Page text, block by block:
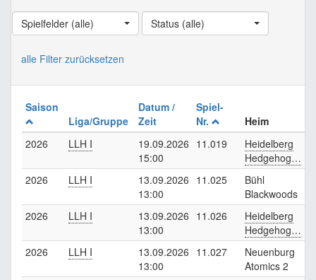
Spielfelder (alle) Status (alle)
alle Filter zurücksetzen
Saison
Liga/Gruppe
Datum /
Zeit
Spiel-
Nr.
Heim
2026
LLH I
19.09.2026
15:00
11.019
Heidelberg
Hedgehog…
2026
LLH I
13.09.2026
13:00
11.025
Bühl
Blackwoods
2026
LLH I
13.09.2026
13:00
11.026
Heidelberg
Hedgehog…
2026
LLH I
13.09.2026
13:00
11.027
Neuenburg
Atomics 2